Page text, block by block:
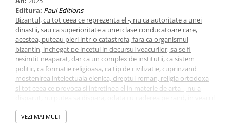
Editura: Paul Editions
Bizantul, cu tot ceea ce reprezenta el -, nu ca autoritate a unei
dinastii, sau ca superioritate a unei clase conducatoare care,
acestea, puteau pieri intr-o catastrofa, fara ca organismul
bizantin, inchegat pe incetul in decursul veacurilor, sa se fi
resimtit neaparat, dar ca un complex de institutii, ca sistem
politic, ca formatie religioasa, ca tip de civilizatie, cuprinzand
mostenirea intelectuala elenica, dreptul roman, religia ortodoxa
si tot ceea ce provoca si intretinea el in materie de arta -, nu a
al XV-lea, a celor trei capitale ale sale: Constantinopolul, Mistra si
Trapezuntul.
VEZI MAI MULT